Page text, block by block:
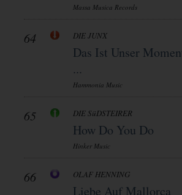
Massa Musica Records
64 DIE JUNX
Das Ist Unser
...
Hammonia Music
65 DIE SüDSTEIRER
How Do You Do
Hinker Music
66 OLAF HENNING
Liebe Auf Mallorca